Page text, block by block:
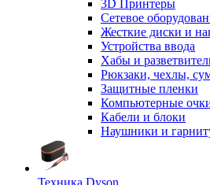
3D Принтеры
Сетевое
Жесткие диски и
Устройства ввода
Хабы и
Рюкзаки, чехлы,
Защитные пленки
Компьютерные
Кабели и блоки
Наушники и
Техника Dyson